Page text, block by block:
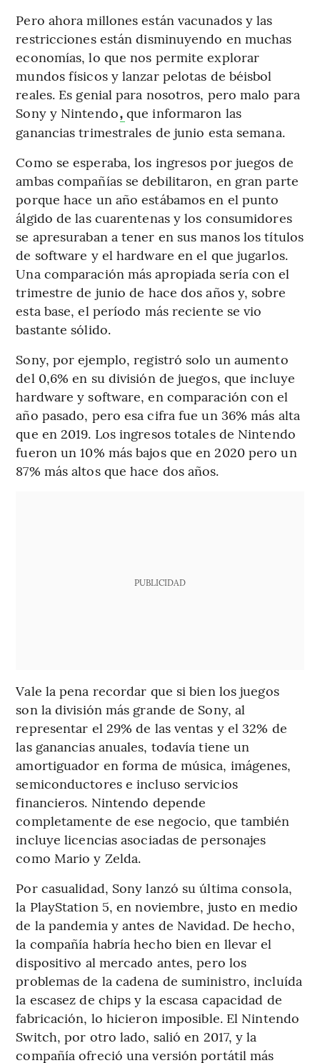
Pero ahora millones están vacunados y las
restricciones están disminuyendo en muchas
economías, lo que nos permite explorar
mundos físicos y lanzar pelotas de béisbol
reales. Es genial para nosotros, pero malo para
Sony y Nintendo, que informaron las
ganancias trimestrales de junio esta semana.
Como se esperaba, los ingresos por juegos de
ambas compañías se debilitaron, en gran parte
porque hace un año estábamos en el punto
álgido de las cuarentenas y los consumidores
se apresuraban a tener en sus manos los títulos
de software y el hardware en el que jugarlos.
Una comparación más apropiada sería con el
trimestre de junio de hace dos años y, sobre
esta base, el período más reciente se vio
bastante sólido.
Sony, por ejemplo, registró solo un aumento
del 0,6% en su división de juegos, que incluye
hardware y software, en comparación con el
año pasado, pero esa cifra fue un 36% más alta
que en 2019. Los ingresos totales de Nintendo
fueron un 10% más bajos que en 2020 pero un
87% más altos que hace dos años.
PUBLICIDAD
Vale la pena recordar que si bien los juegos
son la división más grande de Sony, al
representar el 29% de las ventas y el 32% de
las ganancias anuales, todavía tiene un
amortiguador en forma de música, imágenes,
semiconductores e incluso servicios
financieros. Nintendo depende
completamente de ese negocio, que también
incluye licencias asociadas de personajes
como Mario y Zelda.
Por casualidad, Sony lanzó su última consola,
la PlayStation 5, en noviembre, justo en medio
de la pandemia y antes de Navidad. De hecho,
la compañía habría hecho bien en llevar el
dispositivo al mercado antes, pero los
problemas de la cadena de suministro, incluída
la escasez de chips y la escasa capacidad de
fabricación, lo hicieron imposible. El Nintendo
Switch, por otro lado, salió en 2017, y la
compañía ofreció una versión portátil más